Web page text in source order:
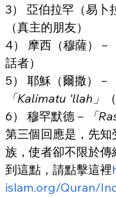
3） 亞伯拉罕（易卜
（真主的朋友）
4） 摩西（穆薩）－
話者）
5） 耶穌（爾撒）－
「Kalimatu 'llah」
6） 穆罕默德－
「
第三個回應是，先
族，使者卻不限於
到這點，請點擊這裡
islam.org/Quran/